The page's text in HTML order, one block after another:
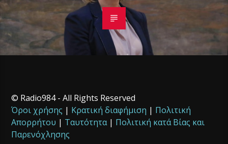
© Radio984 - All Rights Reserved
Όροι χρήσης | Κρατική διαφήμιση | Πολιτική
Απορρήτου | Ταυτότητα| Πολιτική κατά Βίας και
Παρενόχλησης